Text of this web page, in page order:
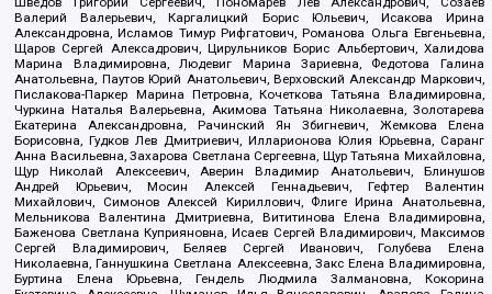
Валерий Валерьевич, Каргалицкий Борис Юльевич, Исакова Ирина
Александровна, Исламов Тимур Рифгатович, Романова Ольга Евгеньевна,
Щаров Сергей Алексадрович, Цирульников Борис Альбертович, Халидова
Марина Владимировна, Людевиг Марина Зариевна, Федотова Галина
Анатольевна, Паутов Юрий Анатольевич, Верховский Александр Маркович,
Пислакова-Паркер Марина Петровна, Кочеткова Татьяна Владимировна,
Чуркина Наталья Валерьевна, Акимова Татьяна Николаевна, Золотарева
Екатерина Александровна, Рачинский Ян Збигневич, Жемкова Елена
Борисовна, Гудков Лев Дмитриевич, Илларионова Юлия Юрьевна, Саранг
Анна Васильевна, Захарова Светлана Сергеевна, Щур Татьяна Михайловна,
Щур Николай Алексеевич, Аверин Владимир Анатольевич, Блинушов
Андрей Юрьевич, Мосин Алексей Геннадьевич, Гефтер Валентин
Михайлович, Симонов Алексей Кириллович, Флиге Ирина Анатольевна,
Мельникова Валентина Дмитриевна, Вититинова Елена Владимировна,
Баженова Светлана Куприяновна, Исаев Сергей Владимирович, Максимов
Сергей Владимирович, Беляев Сергей Иванович, Голубева Елена
Николаевна, Ганнушкина Светлана Алексеевна, Закс Елена Владимировна,
Буртина Елена Юрьевна, Гендель Людмила Залмановна, Кокорина